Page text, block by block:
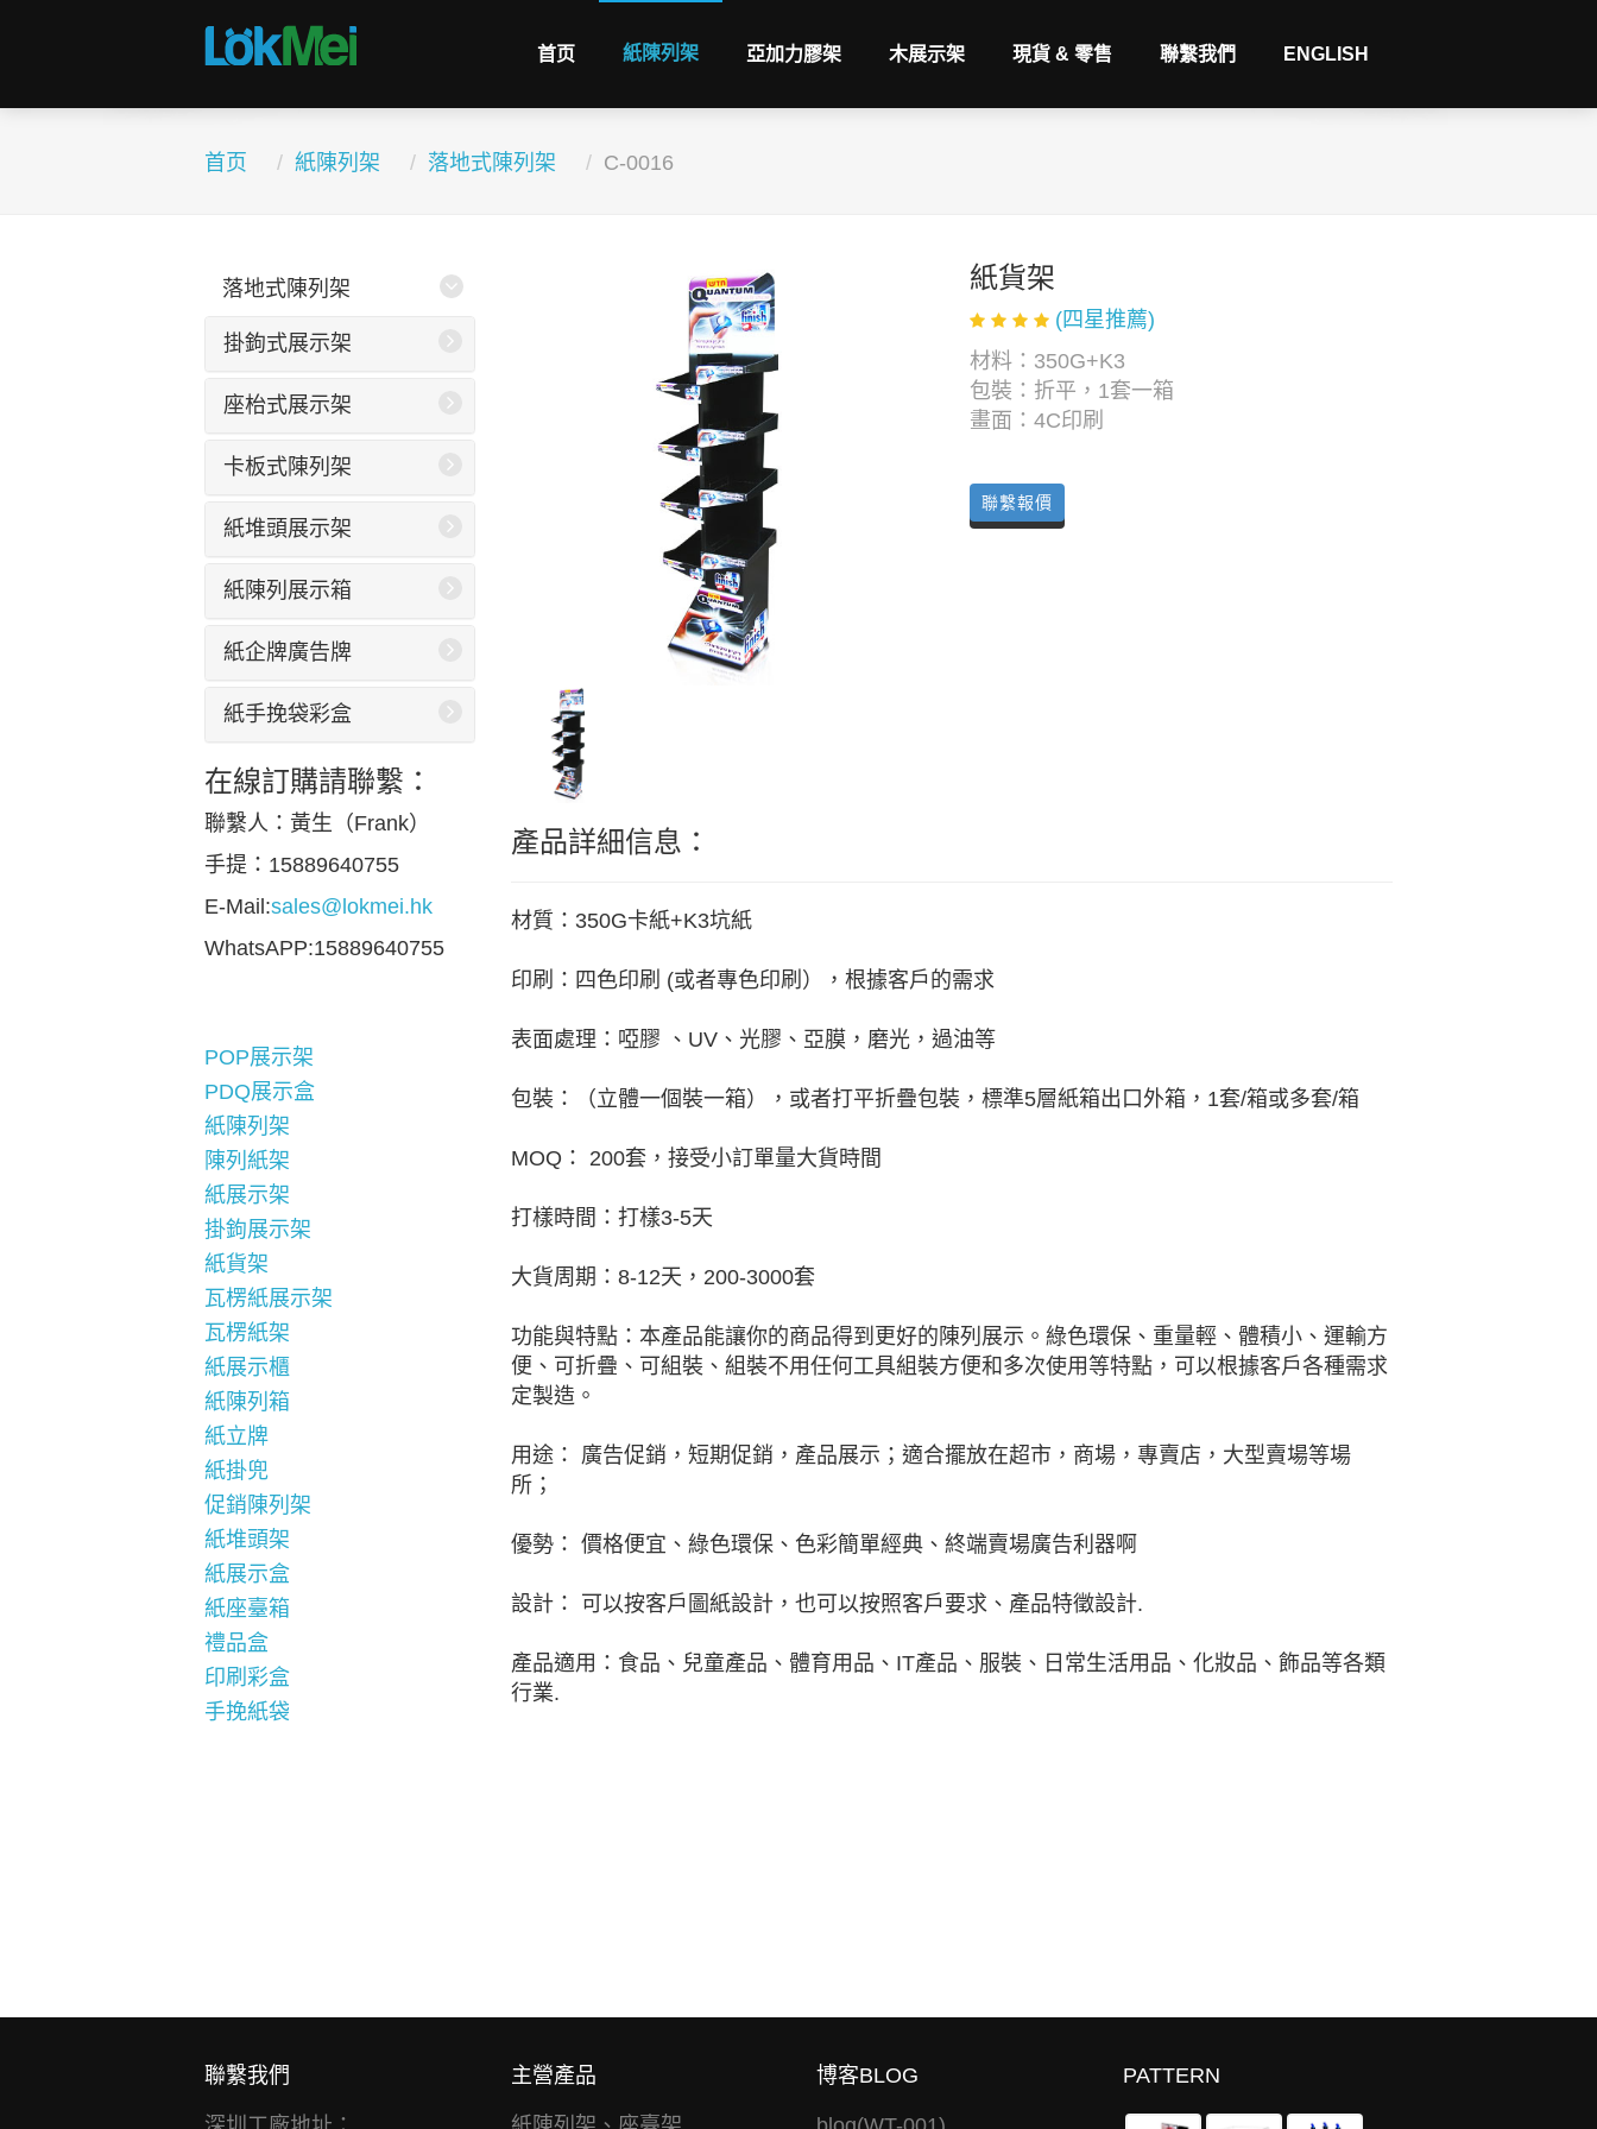
首页 紙陳列架 亞加力膠架 木展示架 現貨 & 零售 聯繫我們 ENGLISH
首页 紙陳列架 落地式陳列架 C-0016
落地式陳列架
掛鉤式展示架
座枱式展示架
卡板式陳列架
紙堆頭展示架
紙陳列展示箱
紙企牌廣告牌
紙手挽袋彩盒
在線訂購請聯繫：
聯繫人：黃生（Frank）
手提：15889640755
E-Mail:sales@lokmei.hk
WhatsAPP:15889640755
POP展示架
PDQ展示盒
紙陳列架
陳列紙架
紙展示架
掛鉤展示架
紙貨架
瓦楞紙展示架
瓦楞紙架
紙展示櫃
紙陳列箱
紙立牌
紙掛兜
促銷陳列架
紙堆頭架
紙展示盒
紙座臺箱
禮品盒
印刷彩盒
手挽紙袋
紙貨架
(四星推薦)
材料：350G+K3
包裝：折平，1套一箱
畫面：4C印刷
聯繫報價
產品詳細信息：
材質：350G卡紙+K3坑紙
印刷：四色印刷 (或者專色印刷），根據客戶的需求
表面處理：啞膠 、UV、光膠、亞膜，磨光，過油等
包裝：（立體一個裝一箱），或者打平折疊包裝，標準5層紙箱出口外箱，1套/箱或多套/箱
MOQ： 200套，接受小訂單量大貨時間
打樣時間：打樣3-5天
大貨周期：8-12天，200-3000套
功能與特點：本產品能讓你的商品得到更好的陳列展示。綠色環保、重量輕、體積小、運輸方
便、可折疊、可組裝、組裝不用任何工具組裝方便和多次使用等特點，可以根據客戶各種需求
定製造。
用途： 廣告促銷，短期促銷，產品展示；適合擺放在超市，商場，專賣店，大型賣場等場
所；
優勢： 價格便宜、綠色環保、色彩簡單經典、終端賣場廣告利器啊
設計： 可以按客戶圖紙設計，也可以按照客戶要求、產品特徵設計.
產品適用：食品、兒童產品、體育用品、IT產品、服裝、日常生活用品、化妝品、飾品等各類
行業.
聯繫我們 主營產品 博客BLOG PATTERN